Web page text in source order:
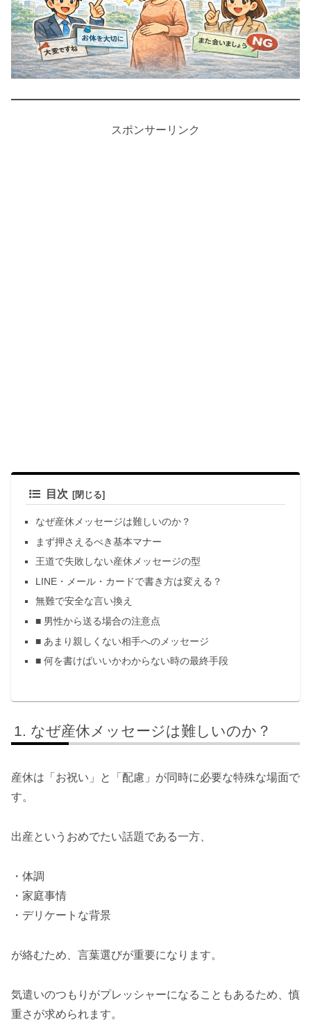
スポンサーリンク
目次
なぜ産休メッセージは難しいのか？
まず押さえるべき基本マナー
王道で失敗しない産休メッセージの型
LINE・メール・カードで書き方は変える？
無難で安全な言い換え
■ 男性から送る場合の注意点
■ あまり親しくない相手へのメッセージ
■ 何を書けばいいかわからない時の最終手段
なぜ産休メッセージは難しいのか？
産休は「お祝い」と「配慮」が同時に必要な特殊な場面で
す。
出産というおめでたい話題である一方、
・体調
・家庭事情
・デリケートな背景
が絡むため、言葉選びが重要になります。
気遣いのつもりがプレッシャーになることもあるため、慎
重さが求められます。